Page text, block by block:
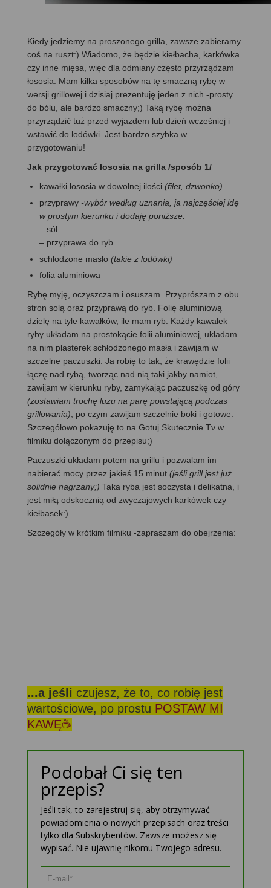
Kiedy jedziemy na proszonego grilla, zawsze zabieramy
coś na ruszt:) Wiadomo, że będzie kiełbacha, karkówka
czy inne mięsa, więc dla odmiany często przyrządzam
łososia. Mam kilka sposobów na tę smaczną rybę w
wersji grillowej i dzisiaj prezentuję jeden z nich -prosty
do bólu, ale bardzo smaczny;) Taką rybę można
przyrządzić tuż przed wyjazdem lub dzień wcześniej i
wstawić do lodówki. Jest bardzo szybka w
przygotowaniu!
Jak przygotować łososia na grilla /sposób 1/
kawałki łososia w dowolnej ilości (filet, dzwonko)
przyprawy -wybór według uznania, ja najczęściej idę
w prostym kierunku i dodaję poniższe:
– sól
– przyprawa do ryb
schłodzone masło (takie z lodówki)
folia aluminiowa
Rybę myję, oczyszczam i osuszam. Przyprószam z obu
stron solą oraz przyprawą do ryb. Folię aluminiową
dzielę na tyle kawałków, ile mam ryb. Każdy kawałek
ryby układam na prostokącie folii aluminiowej, układam
na nim plasterek schłodzonego masła i zawijam w
szczelne paczuszki. Ja robię to tak, że krawędzie folii
łączę nad rybą, tworząc nad nią taki jakby namiot,
zawijam w kierunku ryby, zamykając paczuszkę od góry
(zostawiam trochę luzu na parę powstającą podczas
grillowania) , po czym zawijam szczelnie boki i gotowe.
Szczegółowo pokazuję to na Gotuj.Skutecznie.Tv w
filmiku dołączonym do przepisu;)
Paczuszki układam potem na grillu i pozwalam im
nabierać mocy przez jakieś 15 minut (jeśli grill jest już
solidnie nagrzany;) Taka ryba jest soczysta i delikatna, i
jest miłą odskocznią od zwyczajowych karkówek czy
kiełbasek:)
Szczegóły w krótkim filmiku -zapraszam do obejrzenia:
...a jeśli czujesz, że to, co robię jest
wartościowe, po prostu POSTAW MI
KAWĘ☕
Podobał Ci się ten
przepis?
Jeśli tak, to zarejestruj się, aby otrzymywać
powiadomienia o nowych przepisach oraz treści
tylko dla Subskrybentów. Zawsze możesz się
wypisać. Nie ujawnię nikomu Twojego adresu.